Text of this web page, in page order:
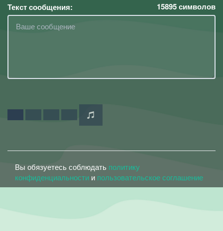
Текст сообщения: 15895символов
Вы обязуетесь соблюдать политику
конфиденциальности и пользовательское соглашение